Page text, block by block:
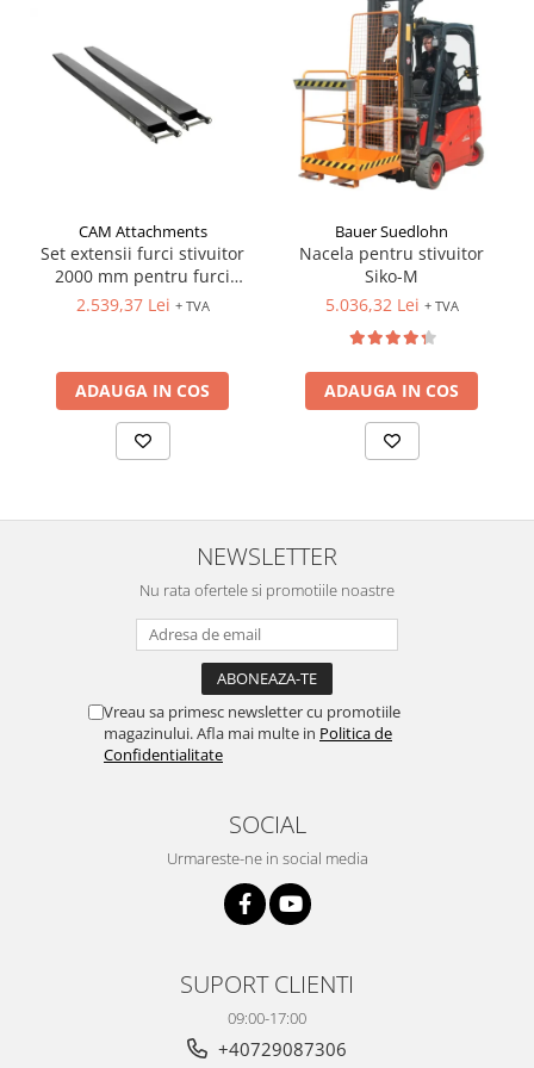
Instalatii de rotire
Platforme foarfeca
Nacela stivuitor
Translator stivuitor
Prelungitor lame stivuitor CAM
Cleste ridicare butoi
Dispozitive ridicare butoaie
CAM Attachments
Set extensii furci stivuitor
2000 mm pentru furci
100x40 mm
2.539,37 Lei + TVA
ADAUGA IN COS
Bauer Suedlohn
Nacela pentru stivuitor
Siko-M
5.036,32 Lei + TVA
ADAUGA IN COS
NEWSLETTER
Nu rata ofertele si promotiile noastre
Vreau sa primesc newsletter cu promotiile
magazinului. Afla mai multe in Politica de
Confidentialitate
SOCIAL
Urmareste-ne in social media
SUPORT CLIENTI
09:00-17:00
+40729087306